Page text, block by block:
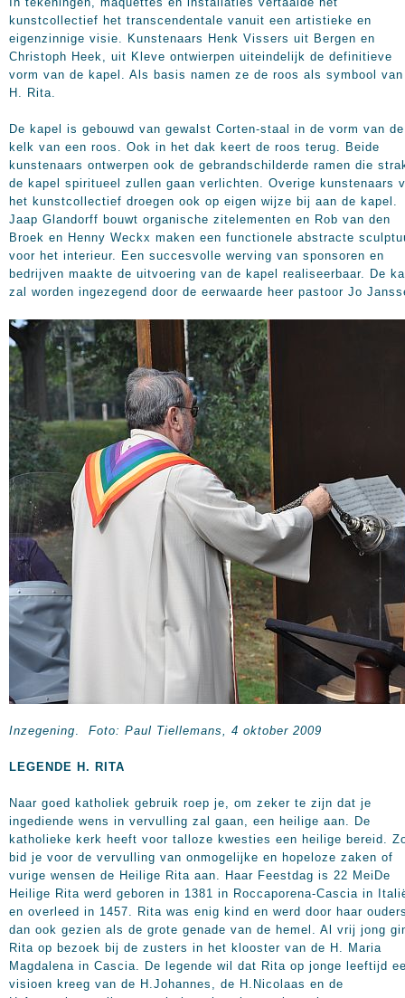
kunstcollectief het transcendentale vanuit een artistieke en
eigenzinnige visie. Kunstenaars Henk Vissers uit Bergen en
Christoph Heek, uit Kleve ontwierpen uiteindelijk de definitieve
vorm van de kapel. Als basis namen ze de roos als symbool
H. Rita.
De kapel is gebouwd van gewalst Corten-staal in de vorm van de
kelk van een roos. Ook in het dak keert de roos terug. Beide
kunstenaars ontwerpen ook de gebrandschilderde ramen die
de kapel spiritueel zullen gaan verlichten. Overige kunstenaars
het kunstcollectief droegen ook op eigen wijze bij aan de kapel.
Jaap Glandorff bouwt organische zitelementen en Rob van den
Broek en Henny Weckx maken een functionele abstracte
voor het interieur. Een succesvolle werving van sponsoren en
bedrijven maakte de uitvoering van de kapel realiseerbaar. De
zal worden ingezegend door de eerwaarde heer pastoor Jo
Inzegening. Foto: Paul Tiellemans, 4 oktober 2009
LEGENDE H. RITA
Naar goed katholiek gebruik roep je, om zeker te zijn dat je
ingediende wens in vervulling zal gaan, een heilige aan. De
katholieke kerk heeft voor talloze kwesties een heilige bereid.
bid je voor de vervulling van onmogelijke en hopeloze zaken of
vurige wensen de Heilige Rita aan. Haar Feestdag is 22 MeiDe
Heilige Rita werd geboren in 1381 in Roccaporena-Cascia in
en overleed in 1457. Rita was enig kind en werd door haar
dan ook gezien als de grote genade van de hemel. Al vrij jong
Rita op bezoek bij de zusters in het klooster van de H. Maria
Magdalena in Cascia. De legende wil dat Rita op jonge leeftijd
visioen kreeg van de H.Johannes, de H.Nicolaas en de